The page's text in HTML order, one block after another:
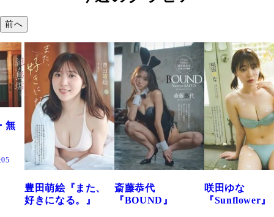
前へ
斎藤恭代
『BOUND』
咲田ゆな
『Sunflower』
藤水咲桜『花
だまり』